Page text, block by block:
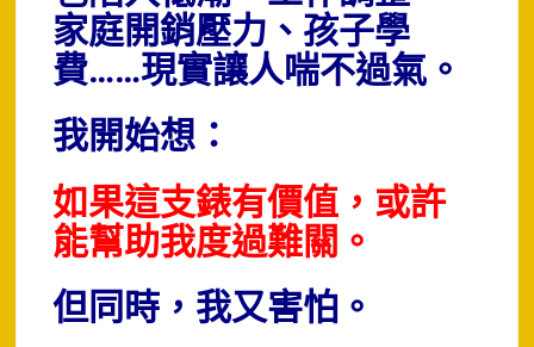
家庭開銷壓力、孩子學
費……現實讓人喘不過氣。
我開始想：
如果這支錶有價值，或許
能幫助我度過難關。
但同時，我又害怕。